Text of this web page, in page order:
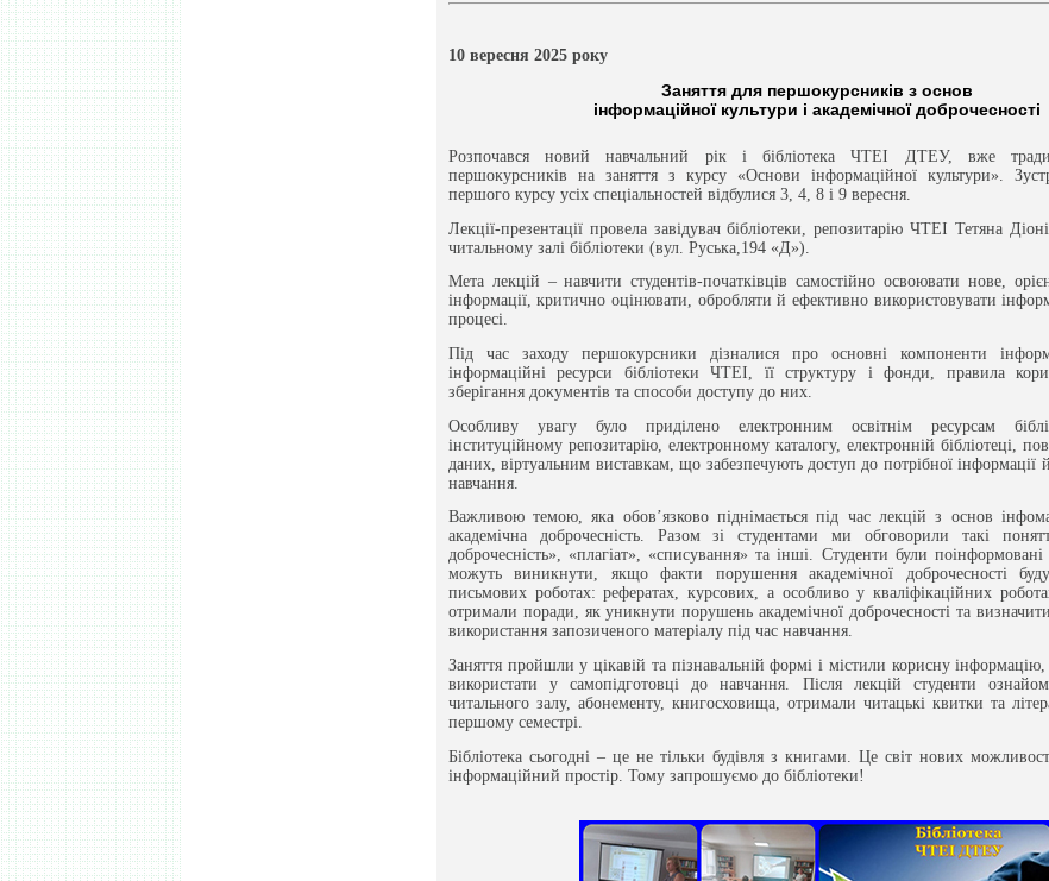
10 вересня 2025 року
Заняття для першокурсників з основ
інформаційної культури і академічної доброчесності
Розпочався новий навчальний рік і бібліотека ЧТЕІ ДТЕУ, вже
першокурсників на заняття з курсу «Основи інформаційної культури».
першого курсу усіх спеціальностей відбулися 3, 4, 8 і 9 вересня.
Лекції-презентації провела завідувач бібліотеки, репозитарію ЧТЕІ Тетяна
читальному залі бібліотеки (вул. Руська,194 «Д»).
Мета лекцій – навчити студентів-початківців самостійно освоювати нове,
інформації, критично оцінювати, обробляти й ефективно використовувати
процесі.
Під час заходу першокурсники дізналися про основні компоненти
інформаційні ресурси бібліотеки ЧТЕІ, її структуру і фонди, правила
зберігання документів та способи доступу до них.
Особливу увагу було приділено електронним освітнім ресурсам
інституційному репозитарію, електронному каталогу, електронній бібліотеці,
даних, віртуальним виставкам, що забезпечують доступ до потрібної інформації
навчання.
Важливою темою, яка обов’язково піднімається під час лекцій з основ
академічна доброчесність. Разом зі студентами ми обговорили такі
доброчесність», «плагіат», «списування» та інші. Студенти були
можуть виникнути, якщо факти порушення академічної доброчесності
письмових роботах: рефератах, курсових, а особливо у кваліфікаційних
отримали поради, як уникнути порушень академічної доброчесності та
використання запозиченого матеріалу під час навчання.
Заняття пройшли у цікавій та пізнавальній формі і містили корисну
використати у самопідготовці до навчання. Після лекцій студенти
читального залу, абонементу, книгосховища, отримали читацькі квитки та
першому семестрі.
Бібліотека сьогодні – це не тільки будівля з книгами. Це світ нових
інформаційний простір. Тому запрошуємо до бібліотеки!